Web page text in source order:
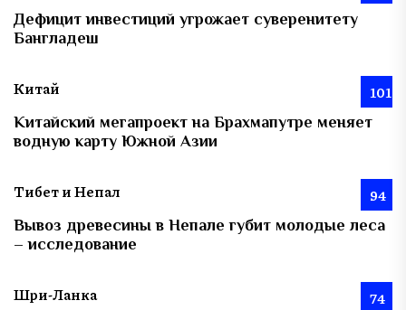
Дефицит инвестиций угрожает суверенитету
Бангладеш
Китай 101
Китайский мегапроект на Брахмапутре меняет
водную карту Южной Азии
Тибет и Непал 94
Вывоз древесины в Непале губит молодые леса
– исследование
Шри-Ланка 74